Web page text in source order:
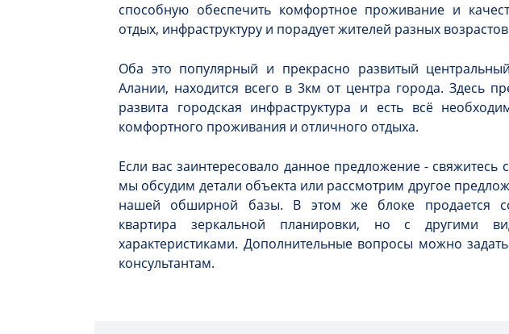
способную обеспечить комфортное проживание и
отдых, инфраструктуру и порадует жителей разных
Оба это популярный и прекрасно развитый
Алании, находится всего в 3км от центра города. Здесь
развита городская инфраструктура и есть всё
комфортного проживания и отличного отдыха.
Если вас заинтересовало данное предложение - свяжитесь
мы обсудим детали объекта или рассмотрим другое
нашей обширной базы. В этом же блоке продается
квартира зеркальной планировки, но с другими
характеристиками. Дополнительные вопросы можно
консультантам.